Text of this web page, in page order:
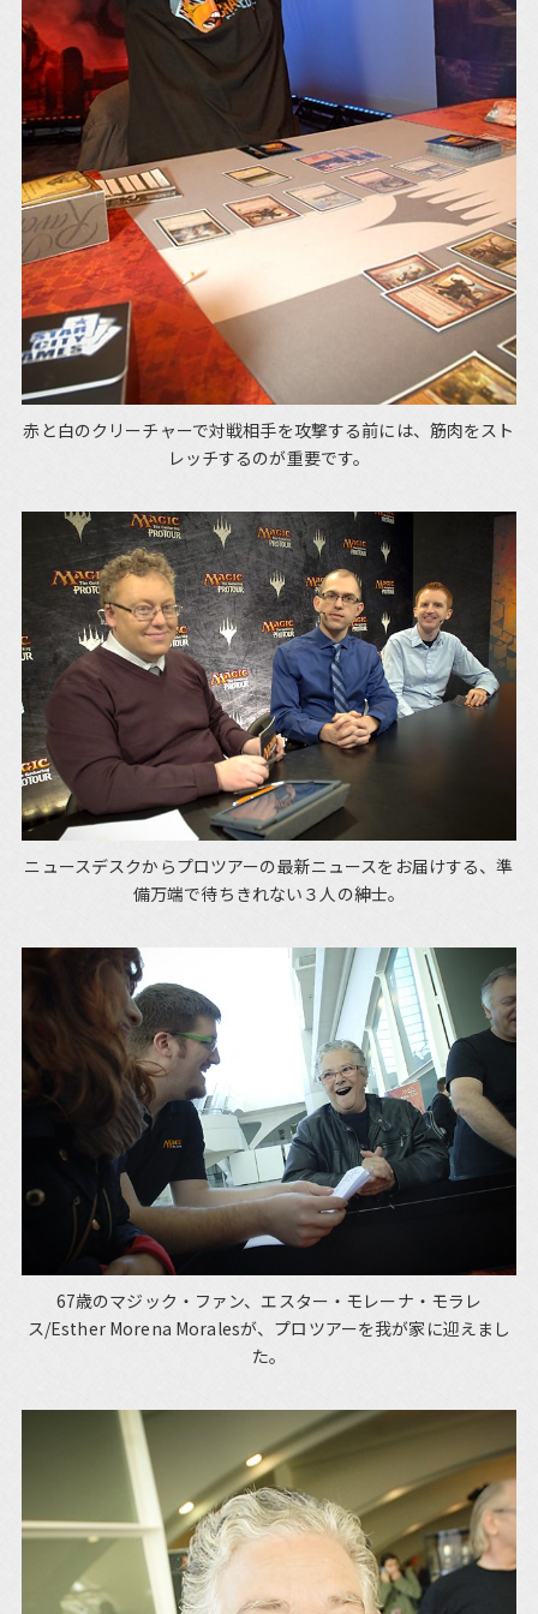
赤と白のクリーチャーで対戦相手を攻撃する前には、筋肉をスト
レッチするのが重要です。
ニュースデスクからプロツアーの最新ニュースをお届けする、準
備万端で待ちきれない３人の紳士。
67歳のマジック・ファン、エスター・モレーナ・モラレ
ス/Esther Morena Moralesが、プロツアーを我が家に迎えまし
た。